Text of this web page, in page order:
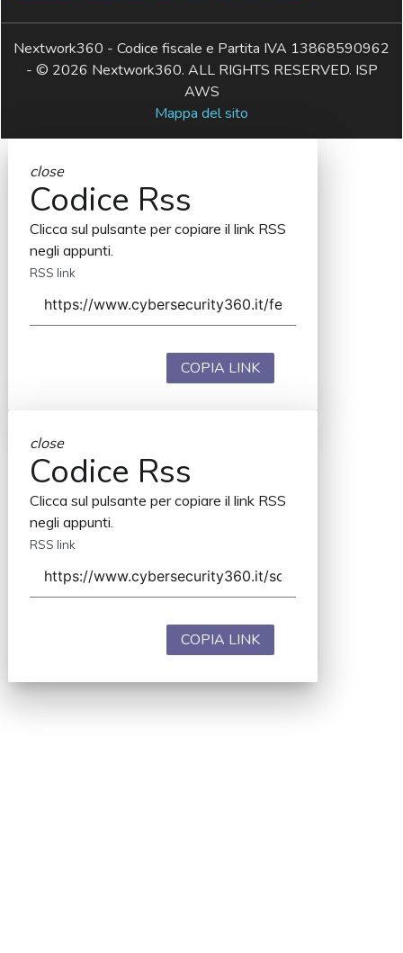
Nextwork360 - Codice fiscale e Partita IVA 13868590962
- © 2026 Nextwork360. ALL RIGHTS RESERVED. ISP
AWS
Mappa del sito
close
Codice Rss
Clicca sul pulsante per copiare il link RSS
negli appunti.
RSS link
COPIA LINK
close
Codice Rss
Clicca sul pulsante per copiare il link RSS
negli appunti.
RSS link
COPIA LINK